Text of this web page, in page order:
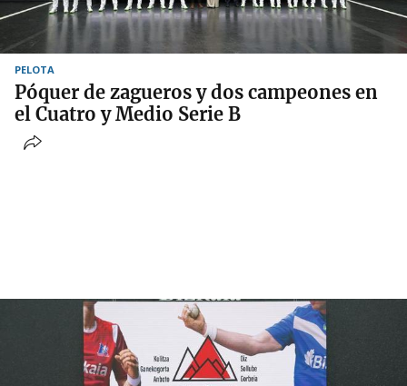
PELOTA
Póquer de zagueros y dos campeones en
el Cuatro y Medio Serie B